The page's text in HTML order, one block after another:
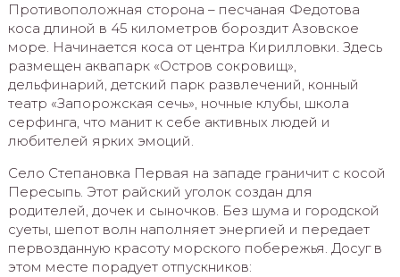
Противоположная сторона – песчаная Федотова
коса длиной в 45 километров бороздит Азовское
море. Начинается коса от центра Кирилловки. Здесь
размещен аквапарк «Остров сокровищ»,
дельфинарий, детский парк развлечений, конный
театр «Запорожская сечь», ночные клубы, школа
серфинга, что манит к себе активных людей и
любителей ярких эмоций.
Село Степановка Первая на западе граничит с косой
Пересыпь. Этот райский уголок создан для
родителей, дочек и сыночков. Без шума и городской
суеты, шепот волн наполняет энергией и передает
первозданную красоту морского побережья. Досуг в
этом месте порадует отпускников: